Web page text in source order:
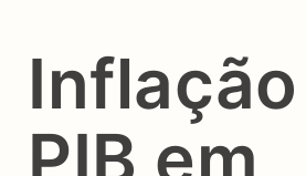
PIB em